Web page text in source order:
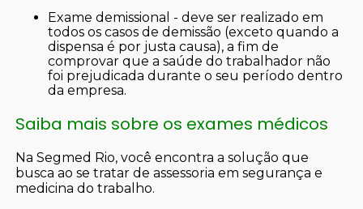
exame demissional - deve ser realizado em
todos os casos de demissão (exceto quando a
dispensa é por justa causa), a fim de
comprovar que a saúde do trabalhador não
foi prejudicada durante o seu período dentro
da empresa.
Saiba mais sobre os exames médicos
Na Segmed Rio, você encontra a solução que
busca ao se tratar de assessoria em segurança e
medicina do trabalho.